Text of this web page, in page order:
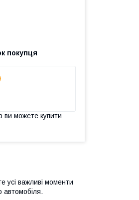
покупця
ви можете купити
усі важливі моменти
автомобіля.